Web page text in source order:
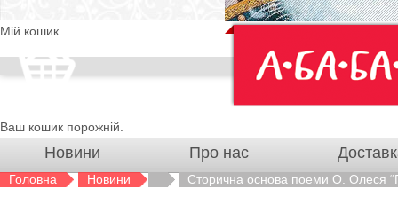
Мій кошик
Ваш кошик порожній.
Новини Про нас
Головна Новини Сторична основа поеми О. Олеся